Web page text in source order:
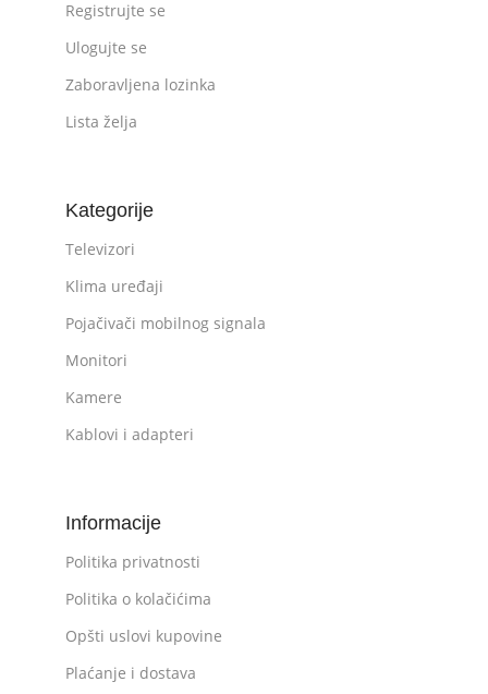
Registrujte se
Ulogujte se
Zaboravljena lozinka
Lista želja
Kategorije
Televizori
Klima uređaji
Pojačivači mobilnog signala
Monitori
Kamere
Kablovi i adapteri
Informacije
Politika privatnosti
Politika o kolačićima
Opšti uslovi kupovine
Plaćanje i dostava